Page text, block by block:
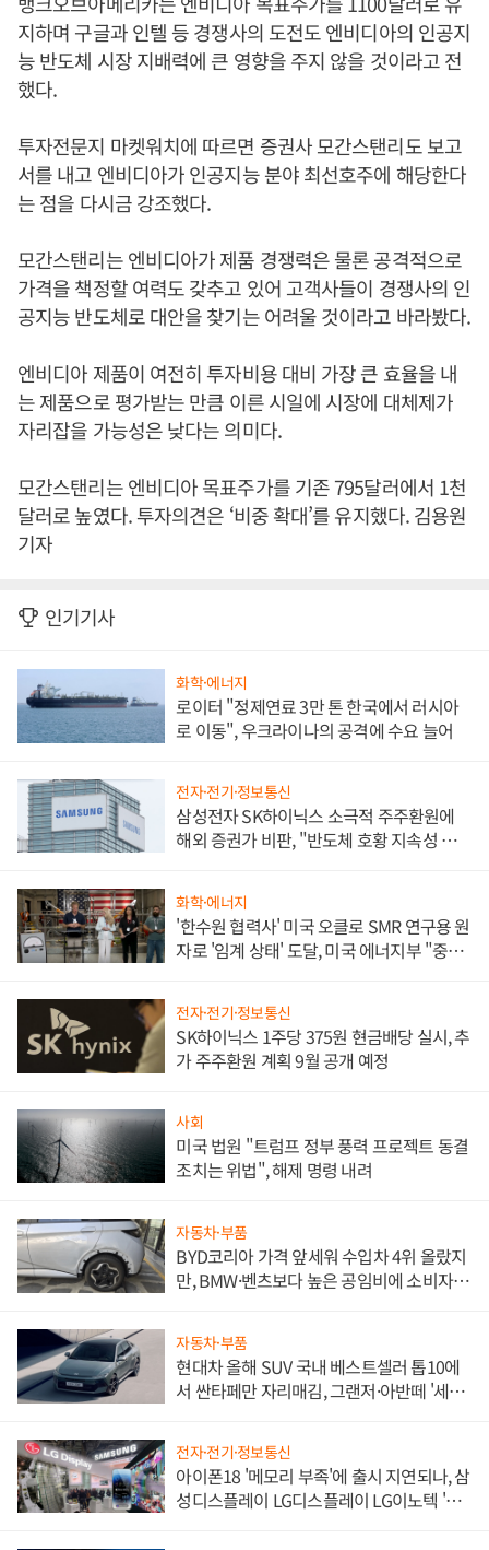
지하며 구글과 인텔 등 경쟁사의 도전도 엔비디아의 인공지
능 반도체 시장 지배력에 큰 영향을 주지 않을 것이라고 전
했다.
투자전문지 마켓워치에 따르면 증권사 모간스탠리도 보고
서를 내고 엔비디아가 인공지능 분야 최선호주에 해당한다
는 점을 다시금 강조했다.
모간스탠리는 엔비디아가 제품 경쟁력은 물론 공격적으로
가격을 책정할 여력도 갖추고 있어 고객사들이 경쟁사의 인
공지능 반도체로 대안을 찾기는 어려울 것이라고 바라봤다.
엔비디아 제품이 여전히 투자비용 대비 가장 큰 효율을 내
는 제품으로 평가받는 만큼 이른 시일에 시장에 대체제가
자리잡을 가능성은 낮다는 의미다.
모간스탠리는 엔비디아 목표주가를 기존 795달러에서 1천
달러로 높였다. 투자의견은 ‘비중 확대’를 유지했다. 김용원
기자
인기기사
화학·에너지
로이터 "정제연료 3만 톤 한국에서 러시아
로 이동", 우크라이나의 공격에 수요 늘어
전자·전기·정보통신
삼성전자 SK하이닉스 소극적 주주환원에
해외 증권가 비판, "반도체 호황 지속성 의
화학·에너지
'한수원 협력사' 미국 오클로 SMR 연구용 원
자로 '임계 상태' 도달, 미국 에너지부 "중요
전자·전기·정보통신
SK하이닉스 1주당 375원 현금배당 실시, 추
가 주주환원 계획 9월 공개 예정
사회
미국 법원 "트럼프 정부 풍력 프로젝트 동결
조치는 위법", 해제 명령 내려
자동차·부품
BYD코리아 가격 앞세워 수입차 4위 올랐지
만, BMW·벤츠보다 높은 공임비에 소비자
자동차·부품
현대차 올해 SUV 국내 베스트셀러 톱10에
서 싼타페만 자리매김, 그랜저·아반떼 '세단
전자·전기·정보통신
아이폰18 '메모리 부족'에 출시 지연되나, 삼
성디스플레이 LG디스플레이 LG이노텍 '탈